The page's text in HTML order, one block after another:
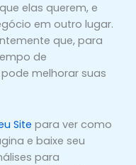
elas querem, e
em outro lugar.
que, para
de
melhorar suas
Site para ver como
e baixe seu
para